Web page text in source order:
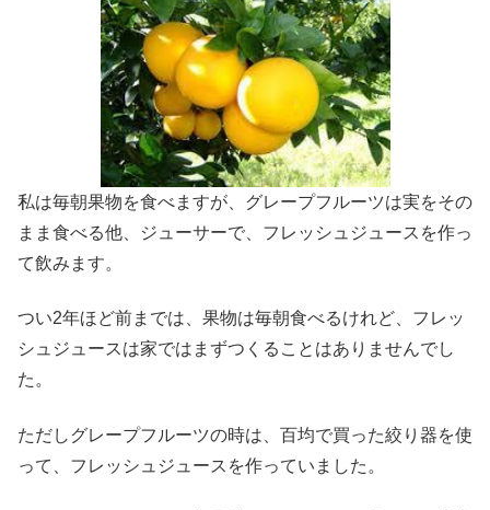
私は毎朝果物を食べますが、グレープフルーツは実をその
まま食べる他、ジューサーで、フレッシュジュースを作っ
て飲みます。
つい2年ほど前までは、果物は毎朝食べるけれど、フレッ
シュジュースは家ではまずつくることはありませんでし
た。
ただしグレープフルーツの時は、百均で買った絞り器を使
って、フレッシュジュースを作っていました。